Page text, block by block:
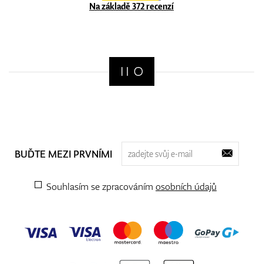
Na základě 372 recenzí
BUĎTE MEZI PRVNÍMI
Souhlasím se zpracováním osobních údajů